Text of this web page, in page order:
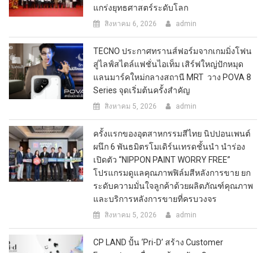
แกร่งยุทธศาสตร์ระดับโลก
สิงหาคม 6, 2026 admin
TECNO ประกาศทรานส์ฟอร์มจากเกมมิ่งโฟน
สู่ไลฟ์สไตล์แฟชั่นไอเท็ม เสิร์ฟใหญ่ปักหมุด
แลนมาร์คใหม่กลางสถานี MRT วาง POVA 8
Series จุดเริ่มต้นครั้งสำคัญ
สิงหาคม 5, 2026 admin
ครั้งแรกของอุตสาหกรรมสีไทย นิปปอนเพนต์
ผนึก 6 พันธมิตรโมเดิร์นเทรดชั้นนำ นำร่อง
เปิดตัว “NIPPON PAINT WORRY FREE”
โปรแกรมดูแลคุณภาพฟิล์มสีหลังการขาย ยก
ระดับความมั่นใจลูกค้าด้วยผลิตภัณฑ์คุณภาพ
และบริการหลังการขายที่ครบวงจร
สิงหาคม 5, 2026 admin
CP LAND ปั้น ‘Pri-D’ สร้าง Customer